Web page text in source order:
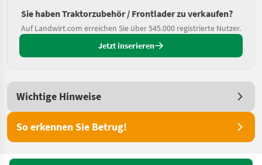
Sie haben Traktorzubehör / Frontlader zu verkaufen?
Auf Landwirt.com erreichen Sie über 545.000 registrierte Nutzer.
Jetzt inserieren
Wichtige Hinweise
So erkennen Sie Betrug!